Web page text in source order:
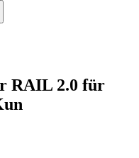
RAIL 2.0 für